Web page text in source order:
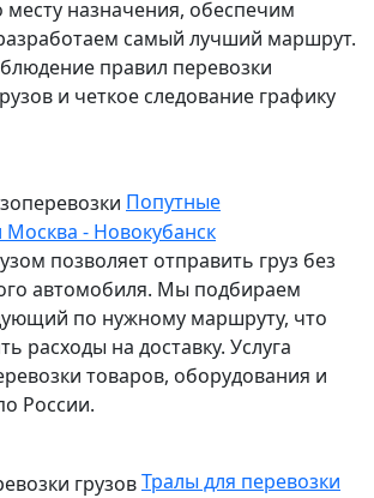
назначения, обеспечим
самый лучший маршрут.
правил перевозки
и четкое следование графику
Попутные
Москва - Новокубанск
позволяет отправить груз без
автомобиля. Мы подбираем
по нужному маршруту, что
расходы на доставку. Услуга
товаров, оборудования и
России.
Тралы для перевозки